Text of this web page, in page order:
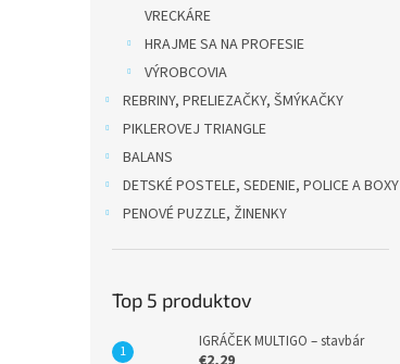
VRECKÁRE
HRAJME SA NA PROFESIE
VÝROBCOVIA
REBRINY, PRELIEZAČKY, ŠMÝKAČKY
PIKLEROVEJ TRIANGLE
BALANS
DETSKÉ POSTELE, SEDENIE, POLICE A BOXY
PENOVÉ PUZZLE, ŽINENKY
Top 5 produktov
IGRÁČEK MULTIGO – stavbár